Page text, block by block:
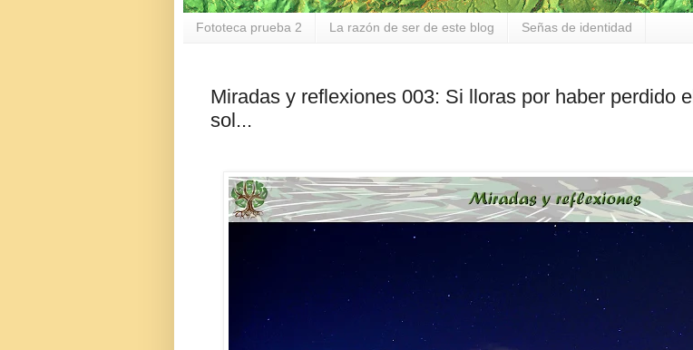
Fototeca prueba 2 La razón de ser de este blog Señas de identidad
Miradas y reflexiones 003: Si lloras por haber perdido el
sol...